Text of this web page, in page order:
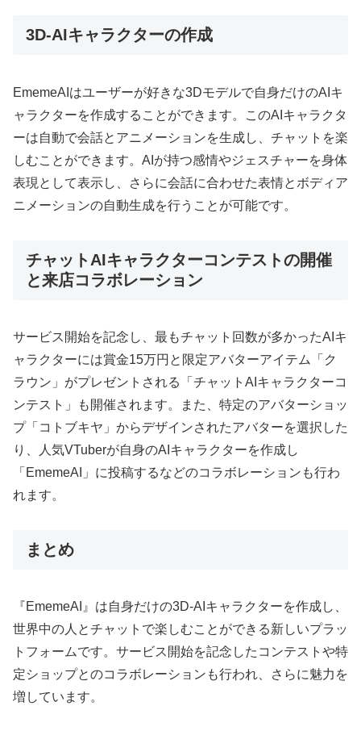
3D-AIキャラクターの作成
EmemeAIはユーザーが好きな3Dモデルで自身だけのAIキ
ャラクターを作成することができます。このAIキャラクタ
ーは自動で会話とアニメーションを生成し、チャットを楽
しむことができます。AIが持つ感情やジェスチャーを身体
表現として表示し、さらに会話に合わせた表情とボディア
ニメーションの自動生成を行うことが可能です。
チャットAIキャラクターコンテストの開催
と来店コラボレーション
サービス開始を記念し、最もチャット回数が多かったAIキ
ャラクターには賞金15万円と限定アバターアイテム「ク
ラウン」がプレゼントされる「チャットAIキャラクターコ
ンテスト」も開催されます。また、特定のアバターショッ
プ「コトブキヤ」からデザインされたアバターを選択した
り、人気VTuberが自身のAIキャラクターを作成し
「EmemeAI」に投稿するなどのコラボレーションも行わ
れます。
まとめ
『EmemeAI』は自身だけの3D-AIキャラクターを作成し、
世界中の人とチャットで楽しむことができる新しいプラッ
トフォームです。サービス開始を記念したコンテストや特
定ショップとのコラボレーションも行われ、さらに魅力を
増しています。